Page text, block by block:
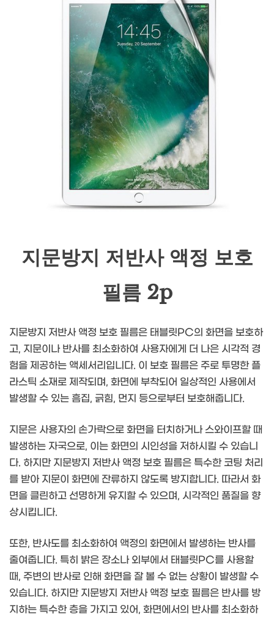
지문방지 저반사 액정 보호
필름 2p
지문방지 저반사 액정 보호 필름은 태블릿PC의 화면을 보호하
고, 지문이나 반사를 최소화하여 사용자에게 더 나은 시각적 경
험을 제공하는 액세서리입니다. 이 보호 필름은 주로 투명한 플
라스틱 소재로 제작되며, 화면에 부착되어 일상적인 사용에서
발생할 수 있는 흠집, 긁힘, 먼지 등으로부터 보호해줍니다.
지문은 사용자의 손가락으로 화면을 터치하거나 스와이프할 때
발생하는 자국으로, 이는 화면의 시인성을 저하시킬 수 있습니
다. 하지만 지문방지 저반사 액정 보호 필름은 특수한 코팅 처리
를 받아 지문이 화면에 잔류하지 않도록 방지합니다. 따라서 화
면을 클린하고 선명하게 유지할 수 있으며, 시각적인 품질을 향
상시킵니다.
또한, 반사도를 최소화하여 액정의 화면에서 발생하는 반사를
줄여줍니다. 특히 밝은 장소나 외부에서 태블릿PC를 사용할
때, 주변의 반사로 인해 화면을 잘 볼 수 없는 상황이 발생할 수
있습니다. 하지만 지문방지 저반사 액정 보호 필름은 반사를 방
지하는 특수한 층을 가지고 있어, 화면에서의 반사를 최소화하